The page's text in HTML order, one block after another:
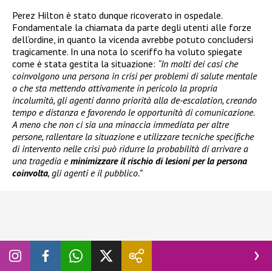
Perez Hilton è stato dunque ricoverato in ospedale.
Fondamentale la chiamata da parte degli utenti alle forze
dell’ordine, in quanto la vicenda avrebbe potuto concludersi
tragicamente. In una nota lo sceriffo ha voluto spiegate
come è stata gestita la situazione: “In molti dei casi che
coinvolgono una persona in crisi per problemi di salute mentale
o che sta mettendo attivamente in pericolo la propria
incolumità, gli agenti danno priorità alla de-escalation, creando
tempo e distanza e favorendo le opportunità di comunicazione.
A meno che non ci sia una minaccia immediata per altre
persone, rallentare la situazione e utilizzare tecniche specifiche
di intervento nelle crisi può ridurre la probabilità di arrivare a
una tragedia eminimizzare il rischio di lesioni per la persona
coinvolta, gli agenti e il pubblico.”